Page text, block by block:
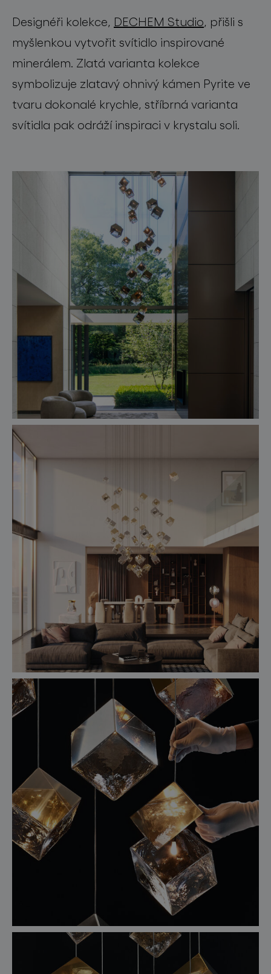
Designéři kolekce, DECHEM Studio, přišli s
myšlenkou vytvořit svítidlo inspirované
minerálem. Zlatá varianta kolekce
symbolizuje zlatavý ohnivý kámen Pyrite ve
tvaru dokonalé krychle, stříbrná varianta
svítidla pak odráží inspiraci v krystalu soli.